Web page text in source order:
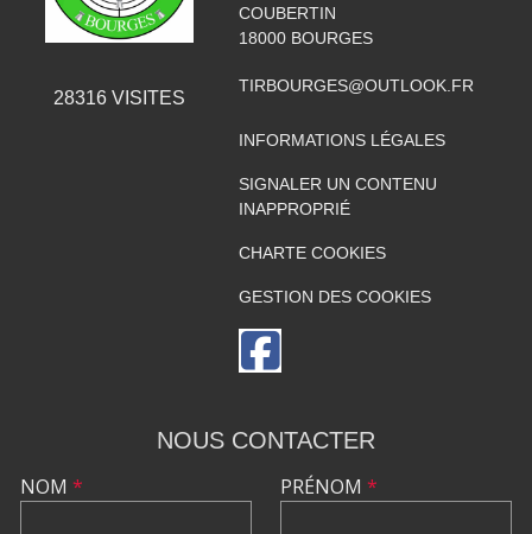
28316VISITES
COUBERTIN
18000 BOURGES
TIRBOURGES@OUTLOOK.FR
INFORMATIONS LÉGALES
SIGNALER UN CONTENU
INAPPROPRIÉ
CHARTE COOKIES
GESTION DES COOKIES
NOUS CONTACTER
NOM * PRÉNOM *